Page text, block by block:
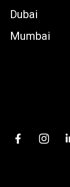
Dubai
Mumbai